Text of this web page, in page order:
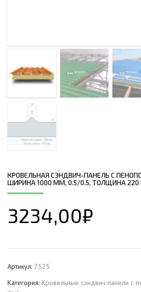
КРОВЕЛЬНАЯ СЭНДВИЧ-ПАНЕЛЬ С
ШИРИНА 1000 ММ, 0.5/0.5, ТОЛЩИНА 220
3234,00₽
Артикул: 7525
Категория: Кровельные сэндвич панели с